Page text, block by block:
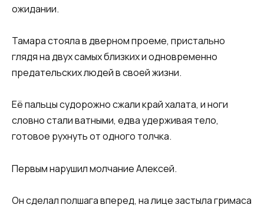
ожидании.
Тамара стояла в дверном проеме, пристально
глядя на двух самых близких и одновременно
предательских людей в своей жизни.
Её пальцы судорожно сжали край халата, и ноги
словно стали ватными, едва удерживая тело,
готовое рухнуть от одного толчка.
Первым нарушил молчание Алексей.
Он сделал полшага вперед, на лице застыла гримаса